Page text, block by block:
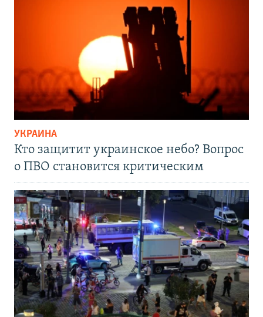
УКРАИНА
Кто защитит украинское небо? Вопрос
о ПВО становится критическим